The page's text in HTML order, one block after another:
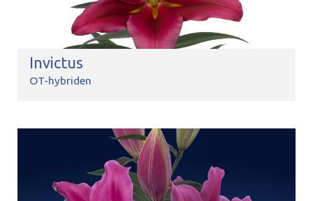
Invictus
OT-hybriden